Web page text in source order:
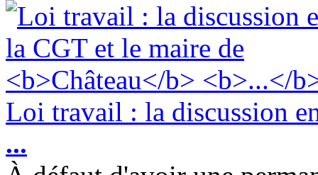
Loi travail : la discussion
...